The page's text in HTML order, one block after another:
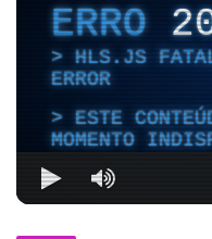
ERRO
HLS.JS
ERROR
ESTE
MOMENTO